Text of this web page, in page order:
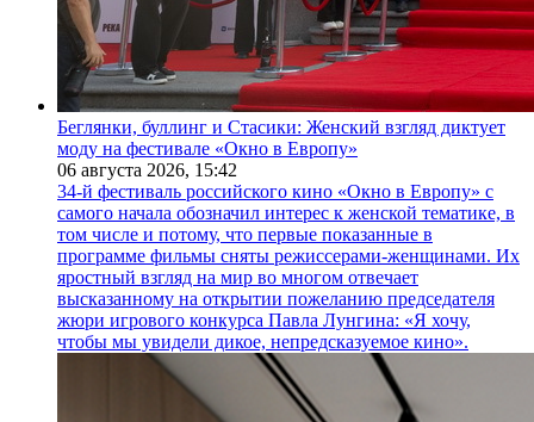
Беглянки, буллинг и Стасики: Женский взгляд диктует
моду на фестивале «Окно в Европу»
06 августа 2026, 15:42
34-й фестиваль российского кино «Окно в Европу» с
самого начала обозначил интерес к женской тематике, в
том числе и потому, что первые показанные в
программе фильмы сняты режиссерами-женщинами. Их
яростный взгляд на мир во многом отвечает
высказанному на открытии пожеланию председателя
жюри игрового конкурса Павла Лунгина: «Я хочу,
чтобы мы увидели дикое, непредсказуемое кино».